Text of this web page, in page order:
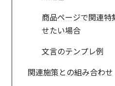
商品ページで関連
せたい場合
文言のテンプレ例
関連施策との組み合わせ